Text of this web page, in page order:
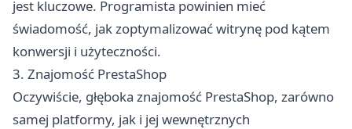
jest kluczowe. Programista powinien mieć
świadomość, jak zoptymalizować witrynę pod kątem
konwersji i użyteczności.
3. Znajomość PrestaShop
Oczywiście, głęboka znajomość PrestaShop, zarówno
samej platformy, jak i jej wewnętrznych